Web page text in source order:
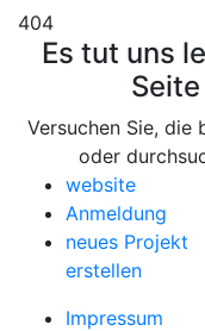
404
Es tut uns
Versuchen Sie, die
oder
website
Anmeldung
neues Projekt
erstellen
Impressum